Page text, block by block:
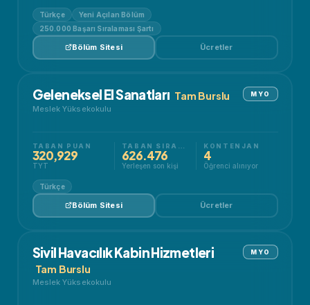
Türkçe
Yeni Açılan Bölüm
250.000 Başarı Sıralaması Şartı
Bölüm Sitesi Ücretler
Geleneksel El Sanatları Tam Burslu
Meslek Yüksekokulu
MYO
TABAN PUAN
320,929
TYT
626.476
Yerleşen son kişi
KONTENJAN
4
Öğrenci alınıyor
Türkçe
Bölüm Sitesi Ücretler
Sivil Havacılık Kabin Hizmetleri
Tam Burslu
Meslek Yüksekokulu
MYO